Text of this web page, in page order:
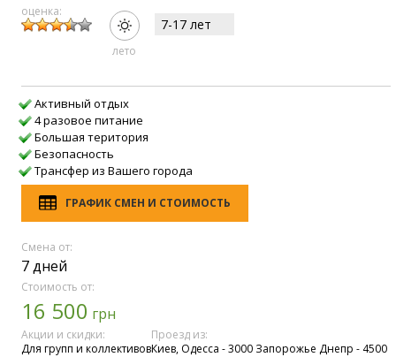
оценка:
лето
7-17 лет
Активный отдых
4 разовое питание
Большая територия
Безопасность
Трансфер из Вашего города
ГРАФИК СМЕН И СТОИМОСТЬ
Смена от:
7 дней
Стоимость от:
16 500 грн
Акции и скидки:
Для групп и коллективов
Проезд из:
Киев, Одесса - 3000 Запорожье Днепр - 4500